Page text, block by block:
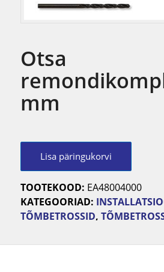
Otsa
mm
Lisa päringukorvi
TOOTEKOOD: EA48004000
KATEGOORIAD:
TÕMBETROSSID,